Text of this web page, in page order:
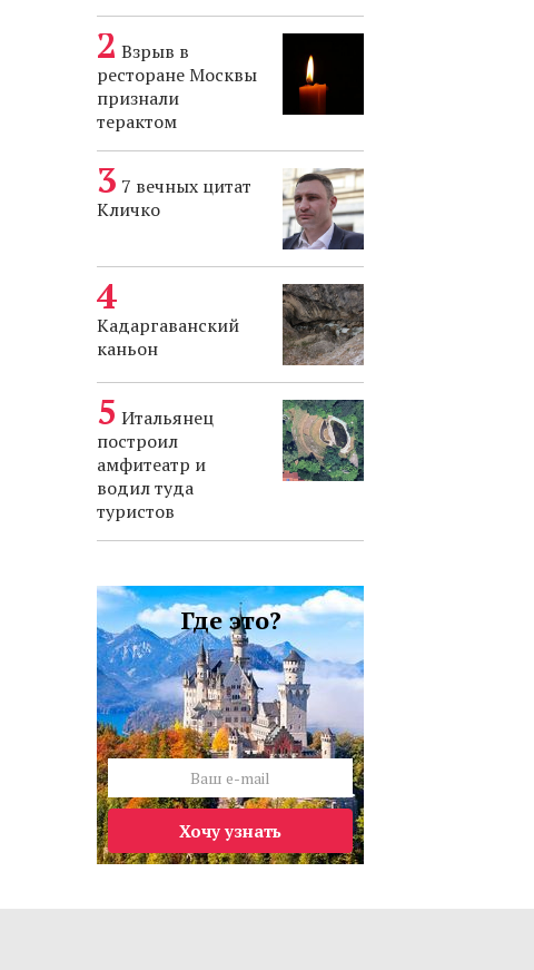
Взрыв в
ресторане Москвы
признали
терактом
7 вечных цитат
Кличко
Кадаргаванский
каньон
Итальянец
построил
амфитеатр и
водил туда
туристов
Где это?
Хочу узнать